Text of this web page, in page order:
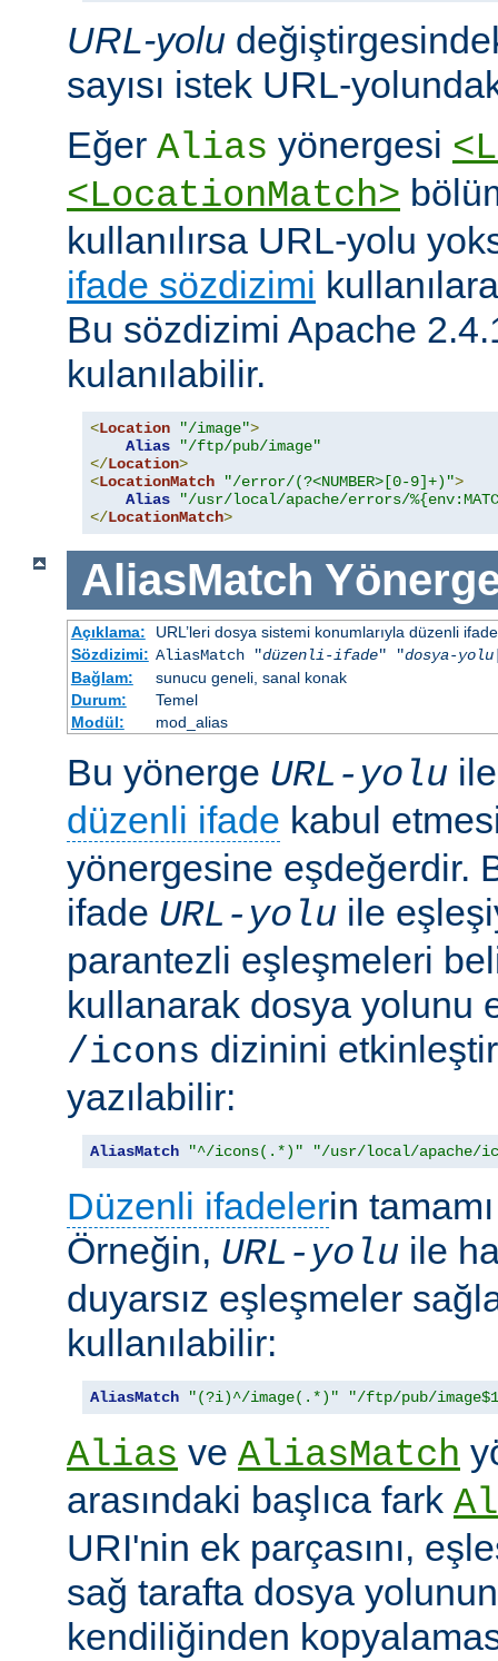
URL-yolu
sayısı istek URL-
Eğer Alias yönergesi
<LocationMatch>
kullanılırsa URL-yolu
ifade sözdizimi
Bu sözdizimi Apache
kulanılabilir.
<Location "/image">
Alias
"/ftp/pub/image"
</Location>
<LocationMatch "/error/(?<NUMBER>[0-9]+)">
Alias
"/usr/local/apache/errors/
</LocationMatch>
AliasMatch
Açıklama:
URL’leri dosya sistemi konumlarıyla düzenli
Sözdizimi: AliasMatch "düzenli-ifade" "dosya-yolu
Bağlam:
sunucu geneli, sanal konak
Durum:
Temel
Modül:
mod_alias
Bu yönerge URL-yolu
düzenli ifade kabul
yönergesine eşdeğerdir.
ifade URL-yolu ile
parantezli eşleşmeleri
kullanarak dosya yolunu
/icons dizinini
yazılabilir:
AliasMatch "^/icons(.*)" "/usr/local/apache/
Düzenli ifadelerin
Örneğin, URL-yolu ile
duyarsız eşleşmeler
kullanılabilir:
AliasMatch "(?i)^/image(.*)" "/ftp/pub/
Alias ve AliasMatch
arasındaki başlıca fark
URI'nin ek parçasını,
sağ tarafta dosya
kendiliğinden